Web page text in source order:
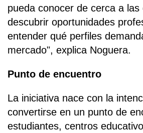
pueda conocer de cerca a las
descubrir oportunidades
entender qué perfiles
mercado", explica Noguera.
Punto de encuentro
La iniciativa nace con la
convertirse en un punto de
estudiantes, centros